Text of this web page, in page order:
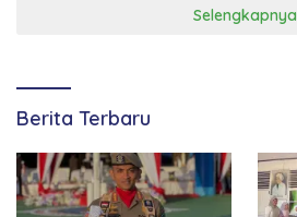
Selengkapnya
Berita Terbaru